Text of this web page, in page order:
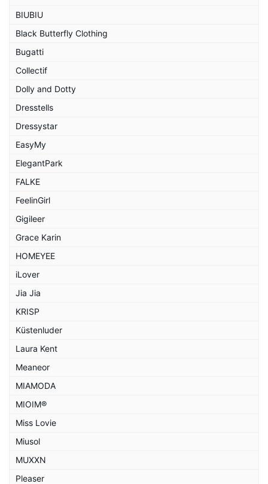
BIUBIU
Black Butterfly Clothing
Bugatti
Collectif
Dolly and Dotty
Dresstells
Dressystar
EasyMy
ElegantPark
FALKE
FeelinGirl
Gigileer
Grace Karin
HOMEYEE
iLover
Jia Jia
KRISP
Küstenluder
Laura Kent
Meaneor
MIAMODA
MIOIM®
Miss Lovie
Miusol
MUXXN
Pleaser